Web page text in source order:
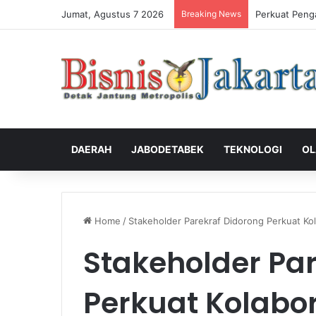
Jumat, Agustus 7 2026 Breaking News Perkuat
DAERAH JABODETABEK TEKNOLOGI
Home / Stakeholder Parekraf Didorong Perkuat
Stakeholder
Perkuat